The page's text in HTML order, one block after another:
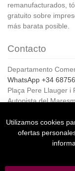
remanufacturados,
gratuito sobre
más barata posible.
Contacto
Departamento
WhatsApp +34
Plaça Pere Llauger i
Autopista del
Horario de Atención
De lunes a jueves
Viernes de 8:00 a
Utilizamos cookies
ofertas